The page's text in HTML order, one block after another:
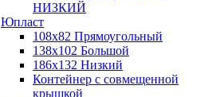
НИЗКИЙ
Юпласт
108х82 Прямоугольный
138х102 Большой
186х132 Низкий
Контейнер с совмещенной
крышкой